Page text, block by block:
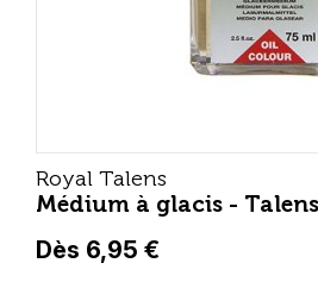
Royal Talens
Médium à glacis - Talens
Dès 6,95 €